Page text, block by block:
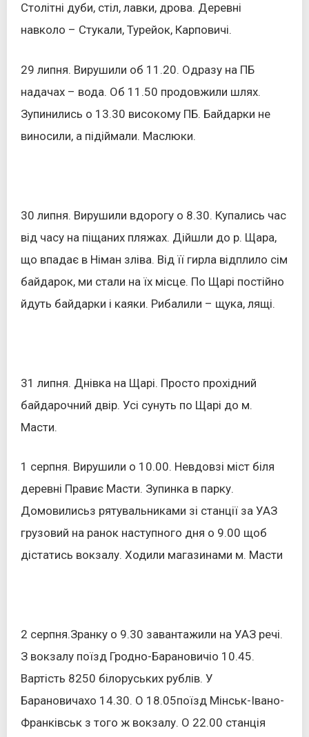
Столітні дуби, стіл, лавки, дрова. Деревні
навколо – Стукали, Турейок, Карповичі.
29 липня. Вирушили об 11.20. Одразу на ПБ
надачах – вода. Об 11.50 продовжили шлях.
Зупинились о 13.30 високому ПБ. Байдарки не
виносили, а підіймали. Маслюки.
30 липня. Вирушили вдорогу о 8.30. Купались час
від часу на піщаних пляжах. Дійшли до р. Щара,
що впадає в Німан зліва. Від її гирла відплило сім
байдарок, ми стали на їх місце. По Щарі постійно
йдуть байдарки і каяки. Рибалили – щука, лящі.
31 липня. Днівка на Щарі. Просто прохідний
байдарочний двір. Усі сунуть по Щарі до м.
Масти.
1 серпня. Вирушили о 10.00. Невдовзі міст біля
деревні Правиє Масти. Зупинка в парку.
Домовилисьз рятувальниками зі станції за УАЗ
грузовий на ранок наступного дня о 9.00 щоб
дістатись вокзалу. Ходили магазинами м. Масти
2 серпня.Зранку о 9.30 завантажили на УАЗ речі.
З вокзалу поїзд Гродно-Барановичіо 10.45.
Вартість 8250 білоруських рублів. У
Барановичахо 14.30. О 18.05поїзд Мінськ-Івано-
Франківськ з того ж вокзалу. О 22.00 станція